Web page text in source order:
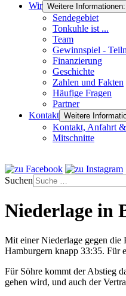
Wir Weitere
Sendegebiet
Tonkuhle ist ...
Team
Gewinnspiel -
Finanzierung
Geschichte
Zahlen und Fakten
Häufige Fragen
Partner
Kontakt Weitere
Kontakt, Anfahrt
Mitschnitte
Suchen
Niederlage in
Mit einer Niederlage gegen die
Hamburgern knapp 33:35. Für
Für Söhre kommt der Abstieg
gehen wird, und auch der